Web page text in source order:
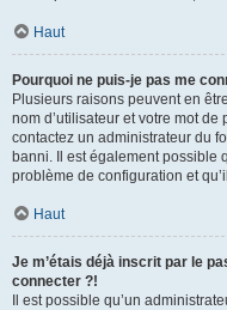
Haut
Pourquoi ne puis-je pas me
Plusieurs raisons peuvent en
nom d’utilisateur et votre mot
contactez un administrateur du
banni. Il est également possible
problème de configuration et
Haut
Je m’étais déjà inscrit par le
connecter ?!
Il est possible qu’un